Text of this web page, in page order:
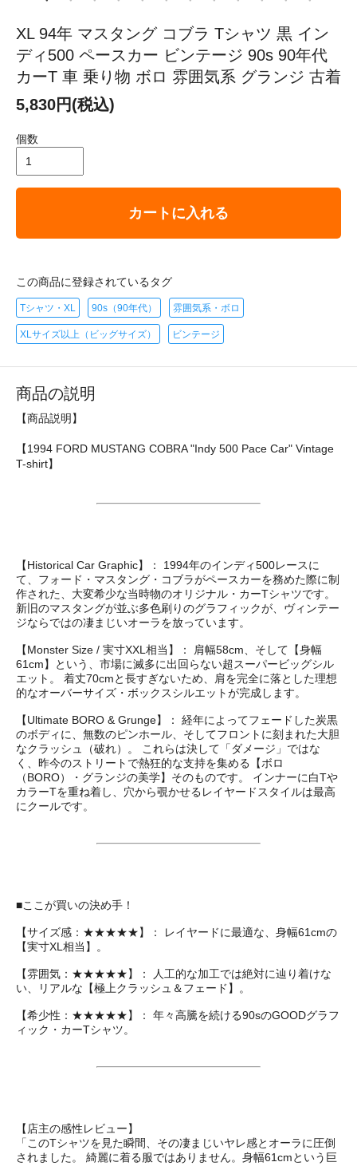
XL 94年 マスタング コブラ Tシャツ 黒 イン
ディ500 ペースカー ビンテージ 90s 90年代
カーT 車 乗り物 ボロ 雰囲気系 グランジ 古着
5,830円(税込)
個数
カートに入れる
この商品に登録されているタグ
Tシャツ・XL 90s（90年代） 雰囲気系・ボロ
XLサイズ以上（ビッグサイズ） ビンテージ
商品の説明
【商品説明】
【1994 FORD MUSTANG COBRA "Indy 500 Pace Car" Vintage
T-shirt】
【Historical Car Graphic】： 1994年のインディ500レースに
て、フォード・マスタング・コブラがペースカーを務めた際に制
作された、大変希少な当時物のオリジナル・カーTシャツです。
新旧のマスタングが並ぶ多色刷りのグラフィックが、ヴィンテー
ジならではの凄まじいオーラを放っています。
【Monster Size / 実寸XXL相当】： 肩幅58cm、そして【身幅
61cm】という、市場に滅多に出回らない超スーパービッグシル
エット。 着丈70cmと長すぎないため、肩を完全に落とした理想
的なオーバーサイズ・ボックスシルエットが完成します。
【Ultimate BORO & Grunge】： 経年によってフェードした炭黒
のボディに、無数のピンホール、そしてフロントに刻まれた大胆
なクラッシュ（破れ）。 これらは決して「ダメージ」ではな
く、昨今のストリートで熱狂的な支持を集める【ボロ
（BORO）・グランジの美学】そのものです。 インナーに白Tや
カラーTを重ね着し、穴から覗かせるレイヤードスタイルは最高
にクールです。
■ここが買いの決め手！
【サイズ感：★★★★★】： レイヤードに最適な、身幅61cmの
【実寸XL相当】。
【雰囲気：★★★★★】： 人工的な加工では絶対に辿り着けな
い、リアルな【極上クラッシュ＆フェード】。
【希少性：★★★★★】： 年々高騰を続ける90sのGOODグラフ
ィック・カーTシャツ。
【店主の感性レビュー】
「このTシャツを見た瞬間、その凄まじいヤレ感とオーラに圧倒
されました。 綺麗に着る服ではありません。身幅61cmという巨